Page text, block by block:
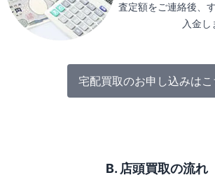
査定額をご連絡後、
入金し
宅配買取のお申し込みはこ
B. 店頭買取の流れ